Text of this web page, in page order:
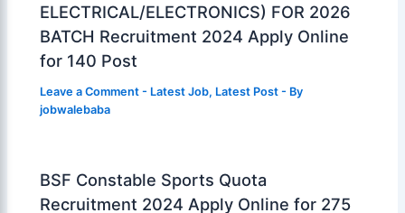
ELECTRICAL/ELECTRONICS) FOR 2026
BATCH Recruitment 2024 Apply Online
for 140 Post
Leave a Comment - Latest Job, Latest Post - By
jobwalebaba
BSF Constable Sports Quota
Recruitment 2024 Apply Online for 275